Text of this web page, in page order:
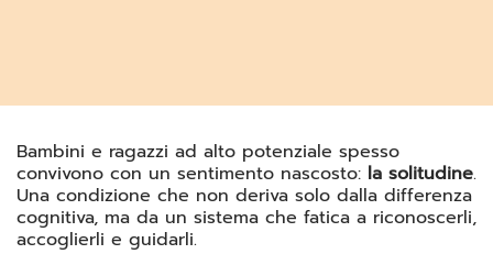
Bambini e ragazzi ad alto potenziale spesso
convivono con un sentimento nascosto: la solitudine.
Una condizione che non deriva solo dalla differenza
cognitiva, ma da un sistema che fatica a riconoscerli,
accoglierli e guidarli.